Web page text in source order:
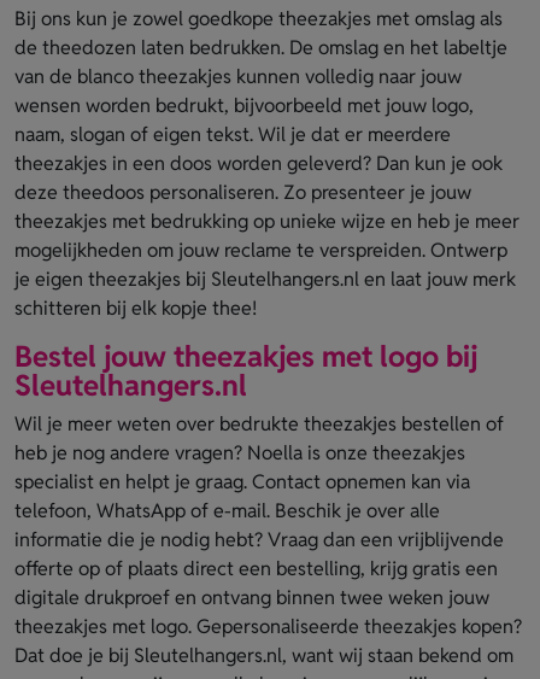
Bij ons kun je zowel goedkope theezakjes met omslag als
de theedozen laten bedrukken. De omslag en het labeltje
van de blanco theezakjes kunnen volledig naar jouw
wensen worden bedrukt, bijvoorbeeld met jouw logo,
naam, slogan of eigen tekst. Wil je dat er meerdere
theezakjes in een doos worden geleverd? Dan kun je ook
deze theedoos personaliseren. Zo presenteer je jouw
theezakjes met bedrukking op unieke wijze en heb je meer
mogelijkheden om jouw reclame te verspreiden. Ontwerp
je eigen theezakjes bij Sleutelhangers.nl en laat jouw merk
schitteren bij elk kopje thee!
Bestel jouw theezakjes met logo bij
Sleutelhangers.nl
Wil je meer weten over bedrukte theezakjes bestellen of
heb je nog andere vragen? Noella is onze theezakjes
specialist en helpt je graag. Contact opnemen kan via
telefoon, WhatsApp of e-mail. Beschik je over alle
informatie die je nodig hebt? Vraag dan een vrijblijvende
offerte op of plaats direct een bestelling, krijg gratis een
digitale drukproef en ontvang binnen twee weken jouw
theezakjes met logo. Gepersonaliseerde theezakjes kopen?
Dat doe je bij Sleutelhangers.nl, want wij staan bekend om